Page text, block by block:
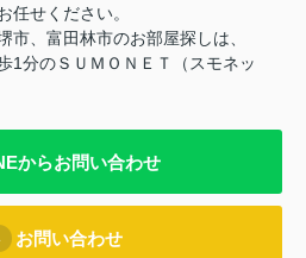
任せください。
市、富田林市のお部屋探しは、
1分のＳＵＭＯＮＥＴ（スモネッ
からお問い合わせ
お問い合わせ